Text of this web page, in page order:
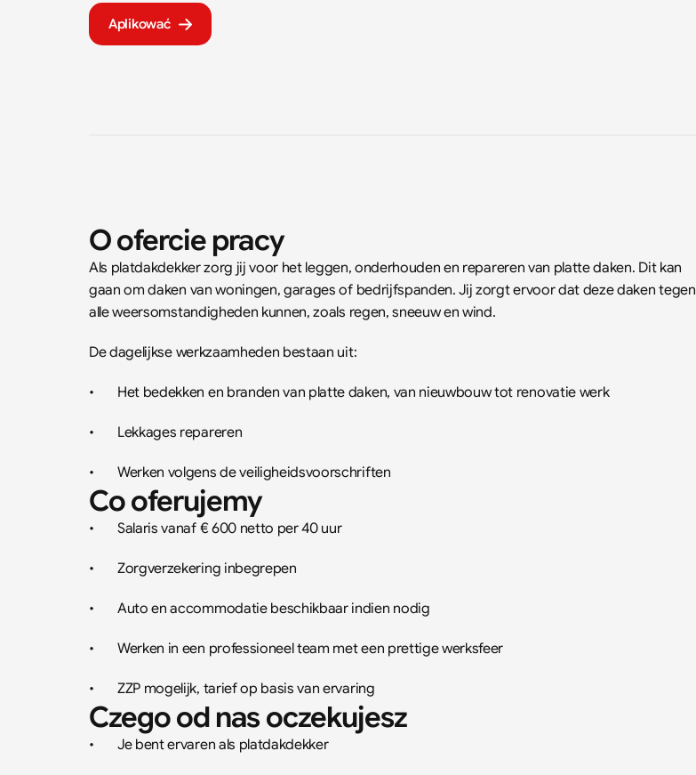
Aplikować
O ofercie pracy
Als platdakdekker zorg jij voor het leggen, onderhouden en repareren van platte daken. Dit kan
gaan om daken van woningen, garages of bedrijfspanden. Jij zorgt ervoor dat deze daken tegen
alle weersomstandigheden kunnen, zoals regen, sneeuw en wind.
De dagelijkse werkzaamheden bestaan uit:
•	Het bedekken en branden van platte daken, van nieuwbouw tot renovatie werk
•	Lekkages repareren
•	Werken volgens de veiligheidsvoorschriften
Co oferujemy
•	Salaris vanaf € 600 netto per 40 uur
•	Zorgverzekering inbegrepen
•	Auto en accommodatie beschikbaar indien nodig
•	Werken in een professioneel team met een prettige werksfeer
•	ZZP mogelijk, tarief op basis van ervaring
Czego od nas oczekujesz
•	Je bent ervaren als platdakdekker